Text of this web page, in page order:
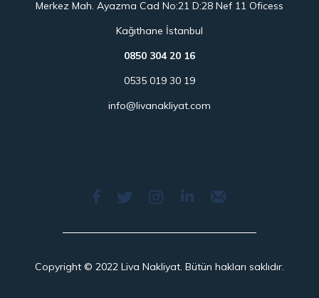
Merkez Mah. Ayazma Cad No:21 D:28 Nef 11 Oficess
Kağıthane İstanbul
0850 304 20 16
0535 019 30 19
info@livanakliyat.com
Copyright © 2022 Liva Nakliyat. Bütün hakları saklıdır.